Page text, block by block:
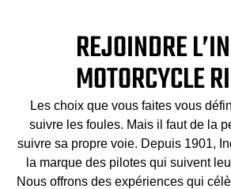
REJOINDRE
MOTORCYCLE
Les choix que vous faites vous
suivre les foules. Mais il faut de la
suivre sa propre voie. Depuis 1901,
la marque des pilotes qui suivent
Nous offrons des expériences qui